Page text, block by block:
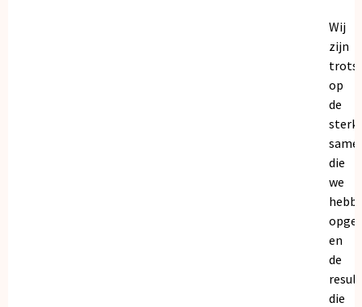
Wij
zijn
trots
op
de
die
we
en
de
die